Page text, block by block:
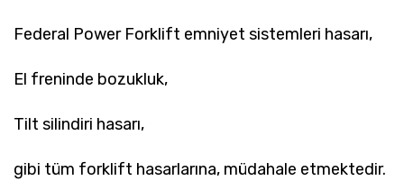
Federal Power Forklift emniyet sistemleri hasarı,
El freninde bozukluk,
Tilt silindiri hasarı,
gibi tüm forklift hasarlarına, müdahale etmektedir.